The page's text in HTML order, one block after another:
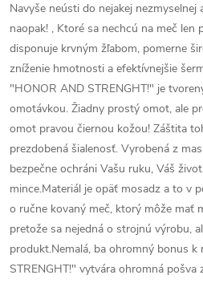
Navyše neústi do nejakej nezmyselnej
naopak! , Ktoré sa nechcú na meč len
disponuje krvným žľabom, pomerne
zníženie hmotnosti a efektívnejšie
"HONOR AND STRENGHT!" je
omotávkou. Žiadny prostý omot, ale
omot pravou čiernou kožou! Záštita
prezdobená šialenosť. Vyrobená z
bezpečne ochráni Vašu ruku, Váš
mince.Materiál je opäť mosadz a to v
o ručne kovaný meč, ktorý môže mať
pretože sa nejedná o strojnú výrobu,
produkt.Nemalá, ba ohromný bonus
STRENGHT!" vytvára ohromná pošva